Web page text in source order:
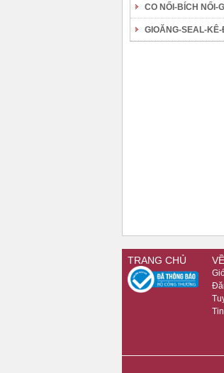
CO NỐI-BÍCH NỐI-
GIOĂNG-SEAL-KÊ-
TRANG CHỦ